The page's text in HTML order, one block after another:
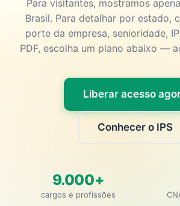
Para visitantes, mostramos
Brasil. Para detalhar por estado,
porte da empresa, senioridade,
PDF, escolha um plano abaixo —
Liberar acesso
Conhecer o IPS
9.000+
cargos e profissões